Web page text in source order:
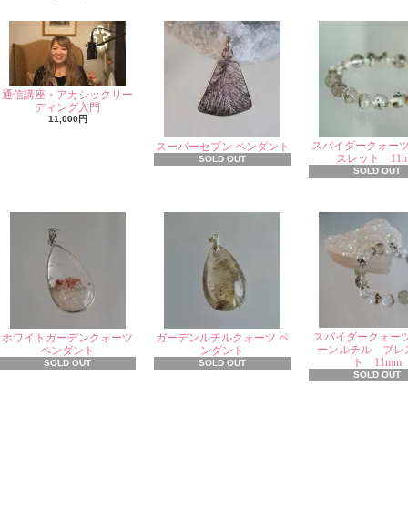
通信講座・アカシックリー
ディング入門
11,000円
スーパーセブン ペンダント
SOLD OUT
スパイダークォー
スレット
SOLD OUT
ホワイトガーデンクォーツ
ペンダント
SOLD OUT
ガーデンルチルクォーツ ペ
ンダント
SOLD OUT
スパイダークォー
ーンルチル ブレ
ト 11mm
SOLD OUT